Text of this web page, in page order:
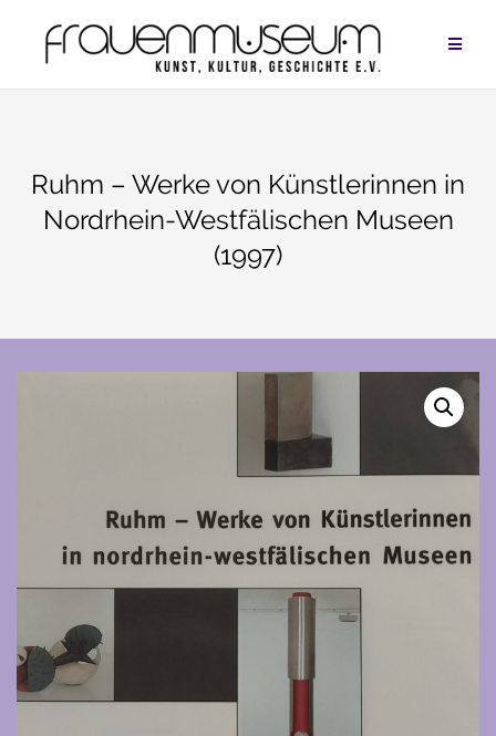
springen
Ruhm – Werke von Künstlerinnen in
Nordrhein-Westfälischen Museen
(1997)